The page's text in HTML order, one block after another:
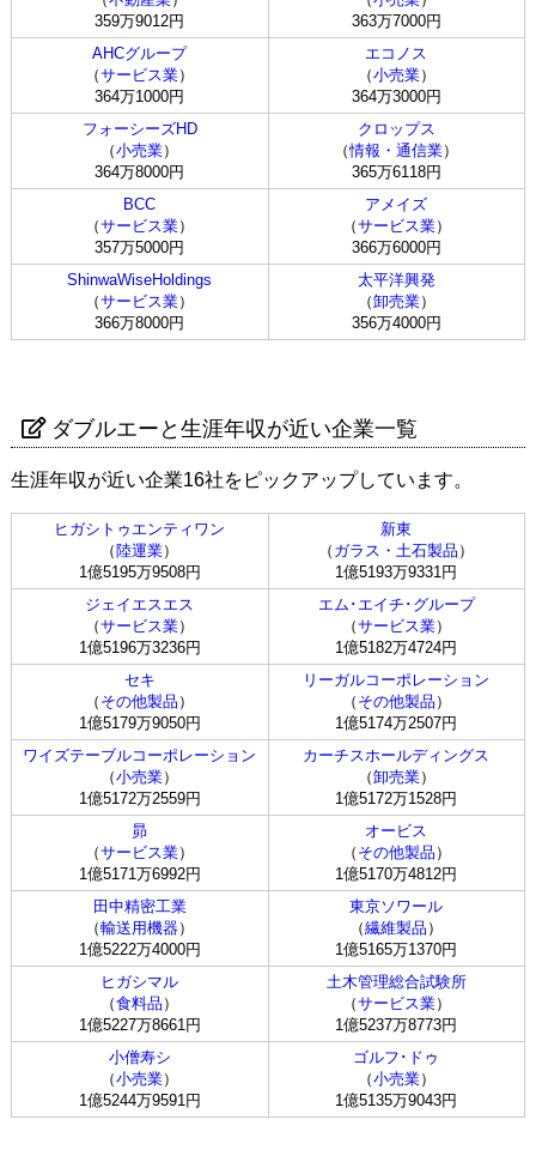
359万9012円
363万7000円
AHCグループ
（サービス業）
364万1000円
エコノス
（小売業）
364万3000円
フォーシーズHD
（小売業）
364万8000円
クロップス
（情報・通信業）
365万6118円
BCC
（サービス業）
357万5000円
アメイズ
（サービス業）
366万6000円
ShinwaWiseHoldings
（サービス業）
366万8000円
太平洋興発
（卸売業）
356万4000円
ダブルエーと生涯年収が近い企業一覧
生涯年収が近い企業16社をピックアップしています。
ヒガシトゥエンティワン
（ 陸運業）
1億5195万9508円
新東
（ ガラス・土石製品 ）
1億5193万9331円
ジェイエスエス
（サービス業）
1億5196万3236円
エム･エイチ･グループ
（サービス業）
1億5182万4724円
セキ
（ その他製品 ）
1億5179万9050円
リーガルコーポレーション
（ その他製品 ）
1億5174万2507円
ワイズテーブルコーポレーション
（小売業）
1億5172万2559円
カーチスホールディングス
（卸売業）
1億5172万1528円
昴
（サービス業）
1億5171万6992円
オービス
（ その他製品 ）
1億5170万4812円
田中精密工業
（輸送用機器）
1億5222万4000円
東京ソワール
（繊維製品 ）
1億5165万1370円
ヒガシマル
（食料品 ）
1億5227万8661円
土木管理総合試験所
（サービス業）
1億5237万8773円
小僧寿シ
（小売業）
1億5244万9591円
ゴルフ･ドゥ
（小売業）
1億5135万9043円